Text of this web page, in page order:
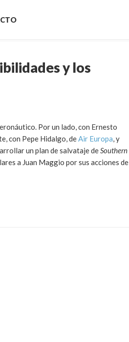
y los
Por un lado, con Ernesto
con Pepe Hidalgo, deAir Europa, y
un plan de salvataje deSouthern
a Juan Maggio por sus acciones de